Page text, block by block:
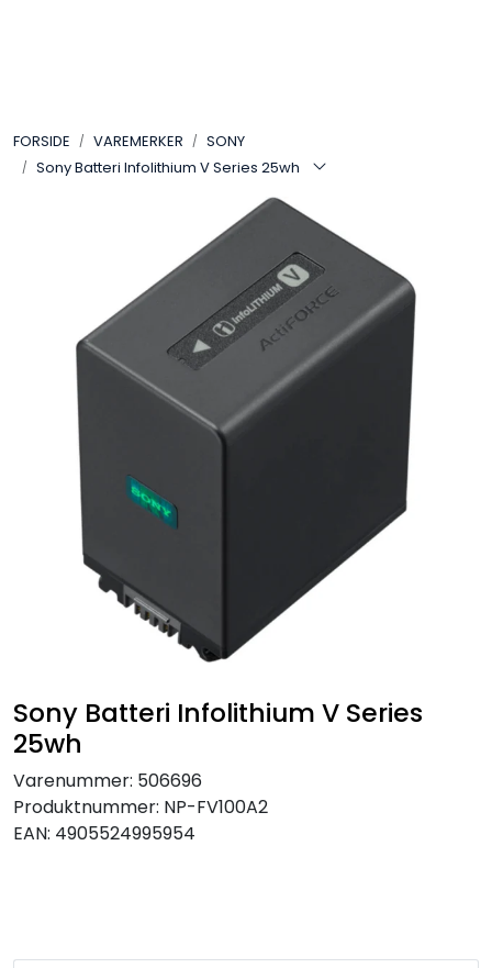
FORSIDE VAREMERKER
SONY
Sony Batteri Infolithium V Series 25wh
Sony Batteri Infolithium V Series
25wh
Varenummer: 506696
Produktnummer: NP-FV100A2
EAN: 4905524995954
LYD
VAREMERKER
AKTUELT
SAMTALEROM